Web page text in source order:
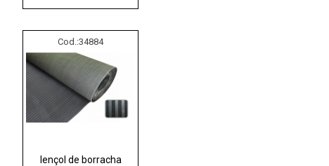
Cod.:34884
lençol de borracha